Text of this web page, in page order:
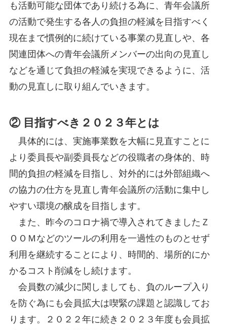
も活動可能な団体であり続ける為に、青年会議所
の活動で発生する各人の負担の軽減を目指すべく
現在まで慣例的に続けている事業の見直しや、各
関連団体への青年会議所メンバーの出向の見直し
などを通じて負担の軽減を実現できるように、活
動の見直しに取り組んでいきます。
② 目指すべき２０２３年とは
具体的には、実施事業数を大幅に見直すことに
より委員長や副委員長などの役職者の身体的、時
間的負担の軽減を目指し、対外的には外部組織へ
の協力の仕方を見直し青年会議所の活動に集中し
やすい環境の醸成を目指します。
また、昨今のコロナ禍で導入されてきましたＺ
ＯＯＭなどのツールの利用を一過性のものとせず
利用を継続することにより、時間的、場所的にか
かるコスト削減をし続けます。
会員数の減少に関しましても、負のループ入り
を防ぐ為にも会員拡大は喫緊の課題と認識してお
ります。２０２２年に続き２０２３年度も会員拡